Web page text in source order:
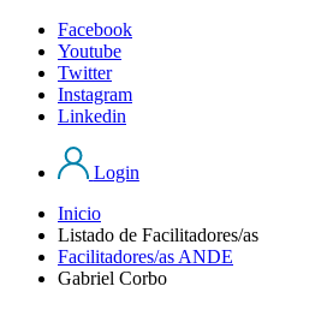
Facebook
Youtube
Twitter
Instagram
Linkedin
Login
Inicio
Listado de Facilitadores/as
Facilitadores/as ANDE
Gabriel Corbo